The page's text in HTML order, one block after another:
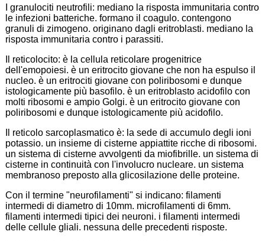
I granulociti neutrofili: mediano la risposta immunitaria contro
le infezioni batteriche. formano il coagulo. contengono
granuli di zimogeno. originano dagli eritroblasti. mediano la
risposta immunitaria contro i parassiti.
Il reticolocito: è la cellula reticolare progenitrice
dell'emopoiesi. è un eritrocito giovane che non ha espulso il
nucleo. è un eritrociti giovane con poliribosomi e dunque
istologicamente più basofilo. è un eritroblasto acidofilo con
molti ribosomi e ampio Golgi. è un eritrocito giovane con
poliribosomi e dunque istologicamente più acidofilo.
Il reticolo sarcoplasmatico è: la sede di accumulo degli ioni
potassio. un insieme di cisterne appiattite ricche di ribosomi.
un sistema di cisterne avvolgenti da miofibrille. un sistema di
cisterne in continuità con l'involucro nucleare. un sistema
membranoso preposto alla glicosilazione delle proteine.
Con il termine "neurofilamenti" si indicano: filamenti
intermedi di diametro di 10mm. microfilamenti di 6mm.
filamenti intermedi tipici dei neuroni. i filamenti intermedi
delle cellule gliali. nessuna delle precedenti risposte.